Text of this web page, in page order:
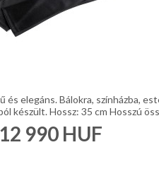
és elegáns. Bálokra, színházba,
készült. Hossz: 35 cm Hosszú
12 990 HUF